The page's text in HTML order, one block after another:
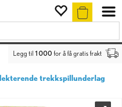
Legg til 1 000 for å få gratis frakt
trekkspillunderlag